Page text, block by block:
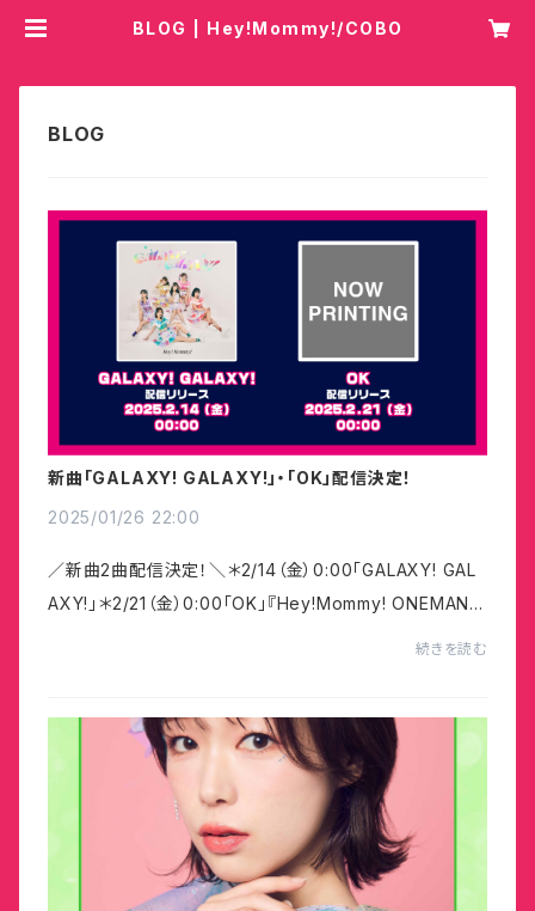
BLOG | Hey!Mommy!/COBO
新曲「GALAXY! GALAXY!」・「OK」配信決定！
2025/01/26 22:00
／新曲2曲配信決定！＼＊2/14（金）0:00「GALAXY! GAL
AXY!」＊2/21（金）0:00「OK」『Hey!Mommy! ONEMAN L
続きを読む